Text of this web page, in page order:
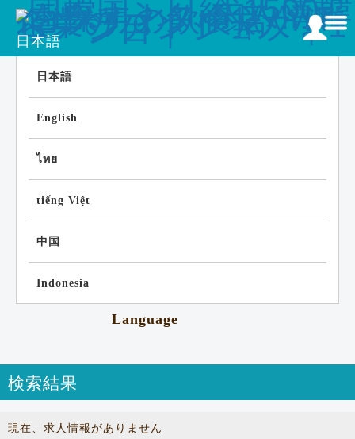
日本語
日本語
English
ไทย
tiếng Việt
中国
Indonesia
Language
検索結果
現在、求人情報がありません